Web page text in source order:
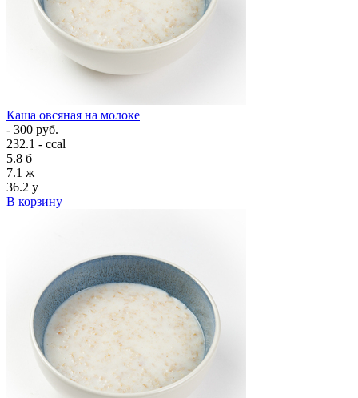
Каша овсяная на молоке
- 300 руб.
232.1 - ccal
5.8 б
7.1 ж
36.2 у
В корзину